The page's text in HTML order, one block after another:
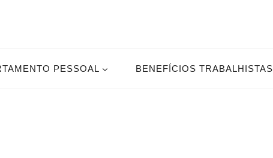
PESSOAL BENEFÍCIOS TRABALHISTAS